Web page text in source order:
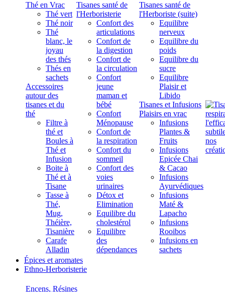
Thé en Vrac
Thé vert
Thé noir
Thé
blanc, le
joyau
des thés
Thés en
sachets
Accessoires
autour des
tisanes et du
thé
Filtre à
thé et
Boules à
Thé et
Infusion
Boite à
Thé et à
Tisane
Tasse à
Thé,
Mug,
Théière,
Tisanière
Carafe
Alladin
Tisanes santé de
l'Herboristerie
Confort des
articulations
Confort de
la digestion
Confort de
la circulation
Confort
jeune
maman et
bébé
Confort
Ménopause
Confort de
la respiration
Confort du
sommeil
Confort des
voies
urinaires
Détox et
Elimination
Equilibre du
cholestérol
Equilibre
des
dépendances
Tisanes santé de
l'Herboriste (suite)
Equilibre
nerveux
Equilibre du
poids
Equilibre du
sucre
Equilibre
Plaisir et
Libido
Tisanes et Infusions
Plaisirs en vrac
Infusions
Plantes &
Fruits
Infusions
Epicée Chai
& Cacao
Infusions
Ayurvédiques
Infusions
Maté &
Lapacho
Infusions
Rooibos
Infusions en
sachets
Épices et aromates
Ethno-Herboristerie
Encens, Résines